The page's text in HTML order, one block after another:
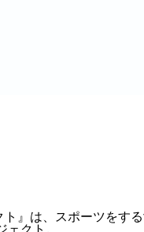
ト』は、スポーツを
クト。